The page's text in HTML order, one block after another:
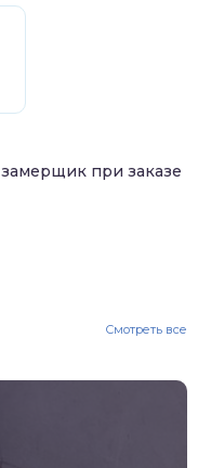
при заказе
Смотреть все